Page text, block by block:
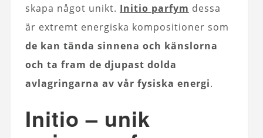
skapa något unikt. Initio parfym dessa
är extremt energiska kompositioner som
de kan tända sinnena och känslorna
och ta fram de djupast dolda
avlagringarna av vår fysiska energi.
Initio – unik